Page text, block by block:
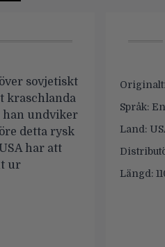
sovjetiskt
kraschlanda
han undviker
detta rysk
har att
ur
Språk:
Land:
Längd: